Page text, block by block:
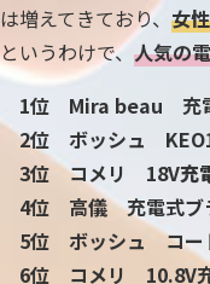
は増えてきており、 女
というわけで、人気の
1位 Mira beau 充
2位 ボッシュ
3位 コメリ 18V充
4位 高儀 充電式ブラ
5位 ボッシュ コー
6位 コメリ 10.8V充